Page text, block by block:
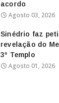
acordo
Agosto 03, 2026
Sinédrio faz
revelação do
3º Templo
Agosto 01, 2026